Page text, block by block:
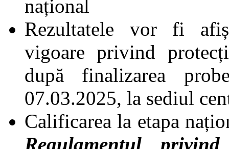
național
Rezultatele vor fi
vigoare privind
după finalizarea
07.03.2025, la sediul
Calificarea la etapa
Regulamentul